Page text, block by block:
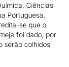
Ciências
Portuguesa,
se que o
foi dado, por
serão colhidos